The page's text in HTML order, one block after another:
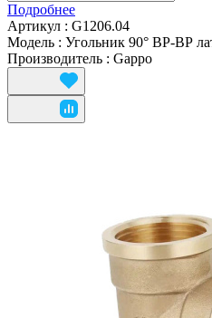
Подробнее
Артикул : G1206.04
Модель : Угольник 90° ВР-ВР
Производитель : Gappo